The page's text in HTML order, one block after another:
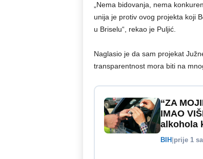
„Nema bidovanja, nema
unija je protiv ovog projekta koji
u Briselu“, rekao je Puljić.
Naglasio je da sam projekat
transparentnost mora biti na
“ZA
IMAO
alkohola
BIH prije 1